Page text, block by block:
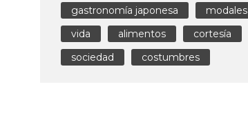
gastronomía japonesa
modales
vida
alimentos
cortesía
sociedad
costumbres